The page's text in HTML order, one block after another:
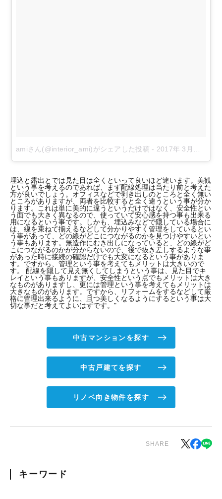
amiさん(@interior_ami)がシェアした投稿 - 2017年 3月月6日午後6時47分PST
埋込と露出とでは見た目は全くといって良いほど違います。美観
という事を考えるのであれば、まず配線処理は当たり前と考えた
方が良いでしょう。オフィスなどで剥き出しのところと全く無い
ところがありますが、両者を比較すると全く違うという事が分か
ります。これは単に美的に違うというだけではなく、安全性とい
う面でも大きく異なるので、使っていて安心感を持つ事も出来る
用になるという事です。しかも、埋込みなどで隠している場合に
は、線を束ねて揃えるなどして分かりやすく管理をしているとい
う事があって、どの線がどこにつながるのかを見つけやすいとい
う事もあります。無造作にむき出しになっていると、どの線がど
こにつながるのかが分からないので、後で抜き差しするような事
があった時に接続の確認だけでも大変になるという事がありま
す。ですから、管理という事を考えてもメリットは大きいので
す。 配線を隠して見え無くしてしまうという事は、見た目でキ
レイという事もありますが、安全性という点でもメリットは大き
なものがありますし、更には管理という事を考えてもメリットは
大きなものがあります。ですから、リフォームをするなどして厳
格に管理出来るように、且つ美しくなるようにするという事は大
切な事だと考えてよいはずです。"
中古マンションを探す
中古戸建てを探す
リノベ向き物件を探す
SHARE
キーワード